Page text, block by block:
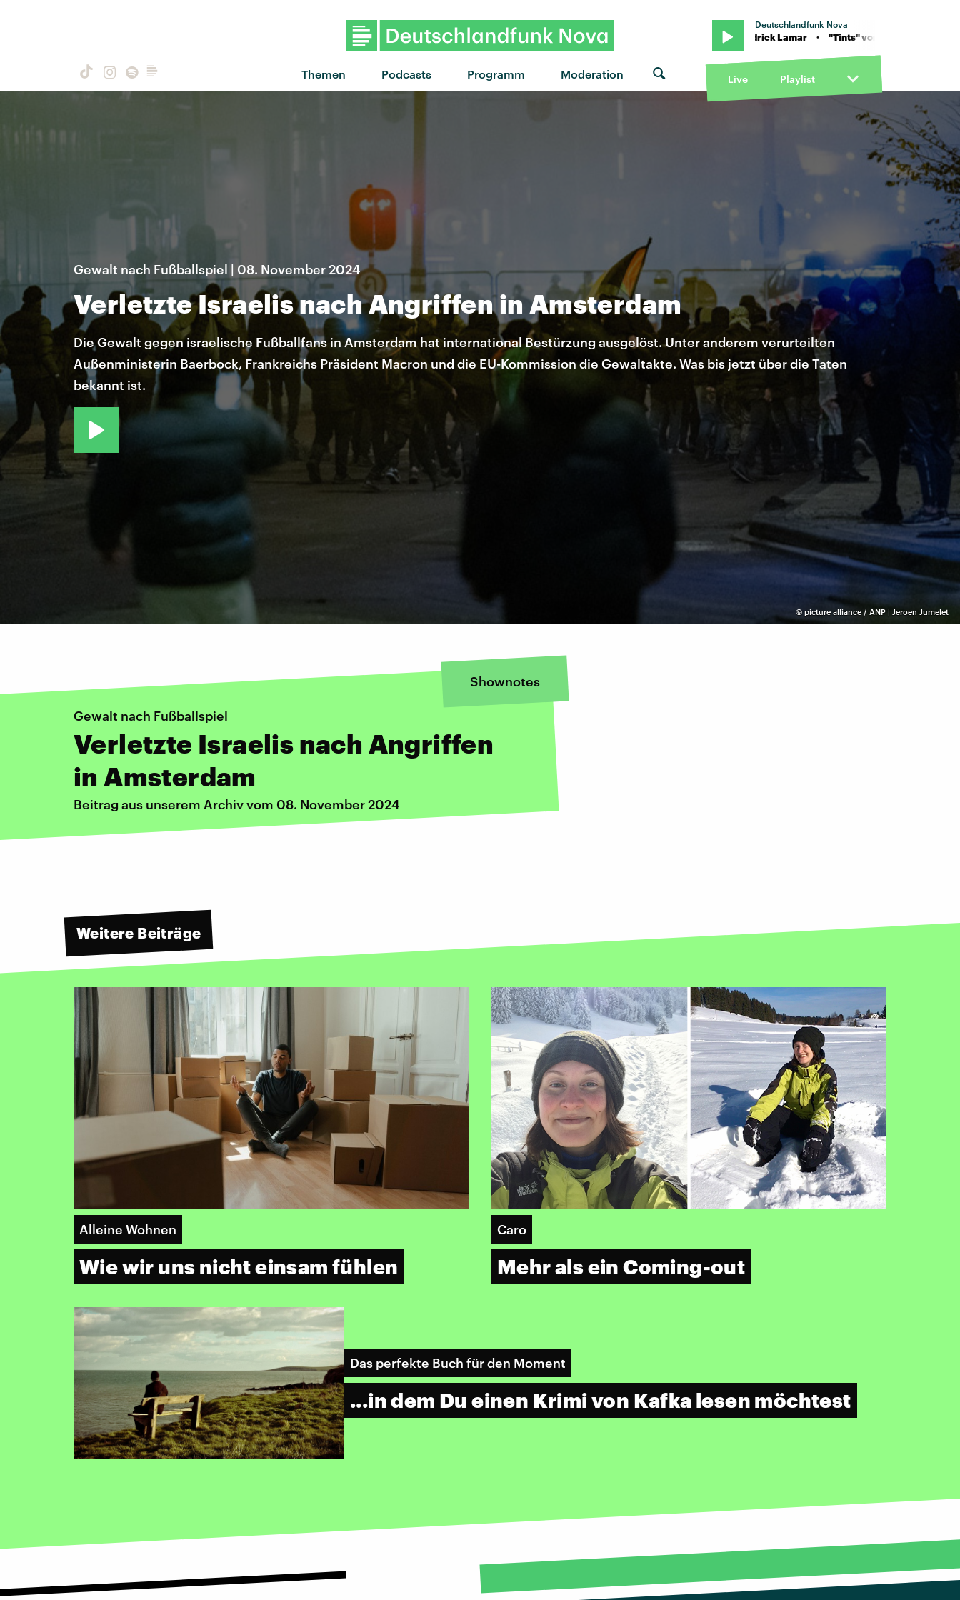
Themen Podcasts Programm Moderation
Deutschlandfunk Nova
"Tints" von Anderson. Paak feat. Kendrick Lamar · "Tints" von Anderson. Paak feat.
Live Playlist
© picture alliance / ANP | Jeroen Jumelet
Gewalt nach Fußballspiel | 08. November 2024
Verletzte Israelis nach Angriffen in Amsterdam
Die Gewalt gegen israelische Fußballfans in Amsterdam hat international Bestürzung ausgelöst. Unter anderem verurteilten
Außenministerin Baerbock, Frankreichs Präsident Macron und die EU-Kommission die Gewaltakte. Was bis jetzt über die Taten
bekannt ist.
Shownotes
Gewalt nach Fußballspiel
Verletzte Israelis nach Angriffen
in Amsterdam
Beitrag aus unserem Archiv vom 08. November 2024
Weitere Beiträge
Alleine Wohnen
Wie wir uns nicht einsam fühlen
Caro
Mehr als ein Coming-out
Das perfekte Buch für den Moment
...in dem Du einen Krimi von Kafka lesen möchtest